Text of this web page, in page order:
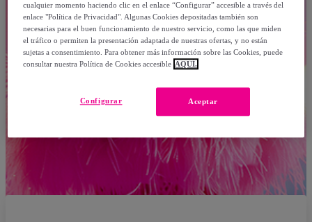
cualquier momento haciendo clic en el enlace “Configurar” accesible a través del
enlace "Política de Privacidad". Algunas Cookies depositadas también son
necesarias para el buen funcionamiento de nuestro servicio, como las que miden
el tráfico o permiten la presentación adaptada de nuestras ofertas, y no están
sujetas a consentimiento. Para obtener más información sobre las Cookies, puede
consultar nuestra Política de Cookies accesible AQUÍ.
Aceptar
Configurar